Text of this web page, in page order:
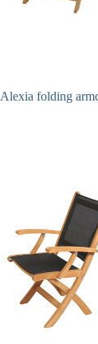
Alexia folding